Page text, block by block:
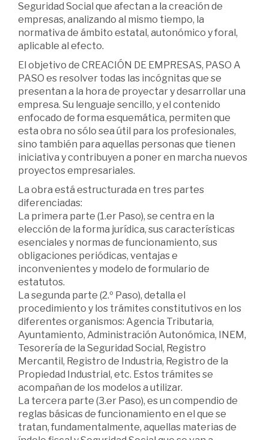
Seguridad Social que afectan a la creación de
empresas, analizando al mismo tiempo, la
normativa de ámbito estatal, autonómico y foral,
aplicable al efecto.
El objetivo de CREACIÓN DE EMPRESAS, PASO A
PASO es resolver todas las incógnitas que se
presentan a la hora de proyectar y desarrollar una
empresa. Su lenguaje sencillo, y el contenido
enfocado de forma esquemática, permiten que
esta obra no sólo sea útil para los profesionales,
sino también para aquellas personas que tienen
iniciativa y contribuyen a poner en marcha nuevos
proyectos empresariales.
La obra está estructurada en tres partes
diferenciadas:
La primera parte (1.er Paso), se centra en la
elección de la forma jurídica, sus características
esenciales y normas de funcionamiento, sus
obligaciones periódicas, ventajas e
inconvenientes y modelo de formulario de
estatutos.
La segunda parte (2.º Paso), detalla el
procedimiento y los trámites constitutivos en los
diferentes organismos: Agencia Tributaria,
Ayuntamiento, Administración Autonómica, INEM,
Tesorería de la Seguridad Social, Registro
Mercantil, Registro de Industria, Registro de la
Propiedad Industrial, etc. Estos trámites se
acompañan de los modelos a utilizar.
La tercera parte (3.er Paso), es un compendio de
reglas básicas de funcionamiento en el que se
tratan, fundamentalmente, aquellas materias de